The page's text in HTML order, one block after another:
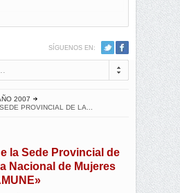
SÍGUENOS EN:
2007
PROVINCIAL DE LA...
la Sede Provincial de
Nacional de Mujeres